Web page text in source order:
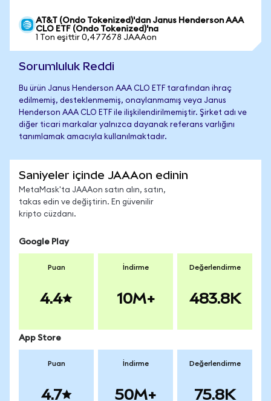
AT&T (Ondo Tokenized)'dan Janus Henderson AAA
CLO ETF (Ondo Tokenized)'na
1 Ton eşittir 0,477678 JAAAon
Sorumluluk Reddi
Bu ürün Janus Henderson AAA CLO ETF tarafından ihraç
edilmemiş, desteklenmemiş, onaylanmamış veya Janus
Henderson AAA CLO ETF ile ilişkilendirilmemiştir. Şirket adı ve
diğer ticari markalar yalnızca dayanak referans varlığını
tanımlamak amacıyla kullanılmaktadır.
Saniyeler içinde JAAAon edinin
MetaMask'ta JAAAon satın alın, satın,
takas edin ve değiştirin. En güvenilir
kripto cüzdanı.
Google Play
Puan
4.4
İndirme
10M+
Değerlendirme
483.8K
App Store
Puan
4.7
İndirme
50M+
Değerlendirme
75.8K